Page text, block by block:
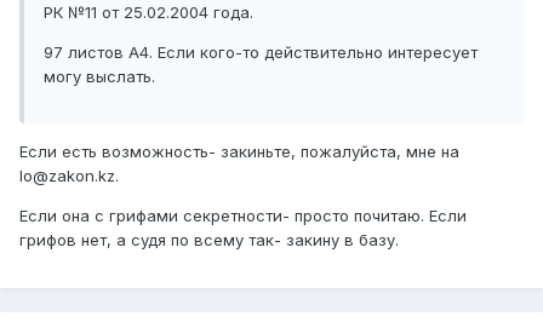
РК №11 от 25.02.2004 года.
97 листов А4. Если кого-то действительно интересует
могу выслать.
Если есть возможность- закиньте, пожалуйста, мне на
lo@zakon.kz.
Если она с грифами секретности- просто почитаю. Если
грифов нет, а судя по всему так- закину в базу.